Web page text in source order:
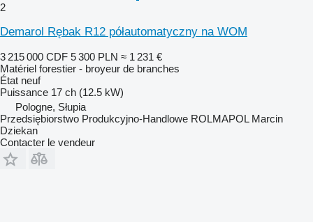
2
Demarol Rębak R12 półautomatyczny na WOM
3 215 000 CDF 5 300 PLN ≈ 1 231 €
Matériel forestier - broyeur de branches
État neuf
Puissance 17 ch (12.5 kW)
Pologne, Słupia
Przedsiębiorstwo Produkcyjno-Handlowe ROLMAPOL Marcin
Dziekan
Contacter le vendeur